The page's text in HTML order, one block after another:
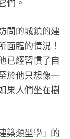
們。
問的城鎮的建
面臨的情況！
已經習慣了自
於他只想像一
果人們坐在樹
築類型學」的